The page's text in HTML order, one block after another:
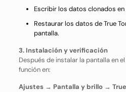
Escribir los datos clonados en
Restaurar los datos de True
pantalla.
3. Instalación y verificación
Después de instalar la pantalla en
función en:
Ajustes → Pantalla y brillo →